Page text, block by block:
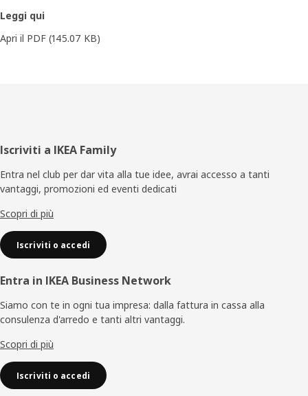
Leggi qui
Apri il PDF (145.07 KB)
Piè
di
pagina
Iscriviti a IKEA Family
Entra nel club per dar vita alla tue idee, avrai accesso a tanti
vantaggi, promozioni ed eventi dedicati
Scopri di più
Iscriviti o accedi
Entra in IKEA Business Network
Siamo con te in ogni tua impresa: dalla fattura in cassa alla
consulenza d'arredo e tanti altri vantaggi.
Scopri di più
Iscriviti o accedi